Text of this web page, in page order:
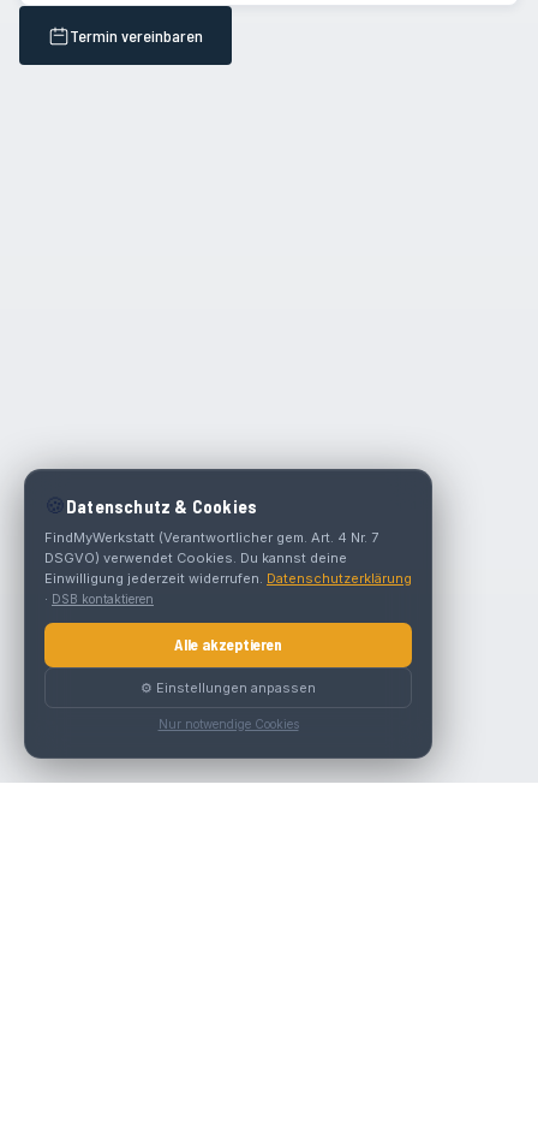
Termin vereinbaren
🍪 Datenschutz & Cookies
FindMyWerkstatt (Verantwortlicher gem. Art. 4 Nr. 7
DSGVO) verwendet Cookies. Du kannst deine
Einwilligung jederzeit widerrufen. Datenschutzerklärung
· DSB kontaktieren
Alle akzeptieren
⚙️ Einstellungen anpassen
Nur notwendige Cookies